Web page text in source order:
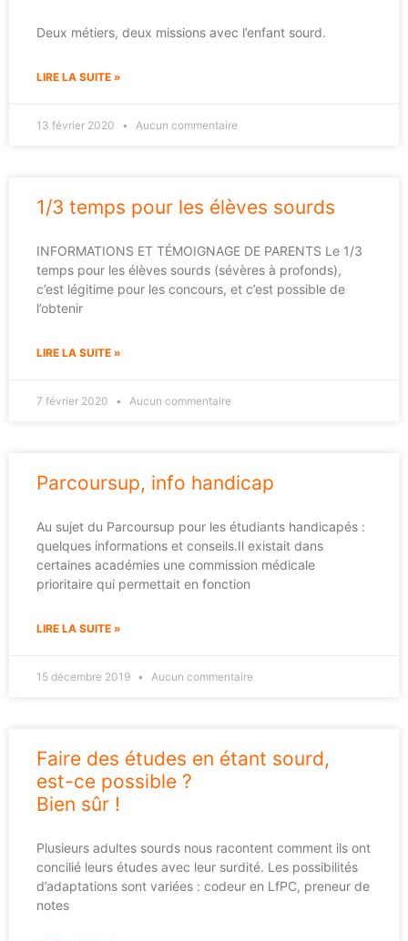
Deux métiers, deux missions avec l’enfant sourd.
LIRE LA SUITE »
13 février 2020 Aucun commentaire
1/3 temps pour les élèves sourds
INFORMATIONS ET TÉMOIGNAGE DE PARENTS Le 1/3
temps pour les élèves sourds (sévères à profonds),
c’est légitime pour les concours, et c’est possible de
l’obtenir
LIRE LA SUITE »
7 février 2020 Aucun commentaire
Parcoursup, info handicap
Au sujet du Parcoursup pour les étudiants handicapés :
quelques informations et conseils.Il existait dans
certaines académies une commission médicale
prioritaire qui permettait en fonction
LIRE LA SUITE »
15 décembre 2019 Aucun commentaire
Faire des études en étant sourd,
est-ce possible ?
Bien sûr !
Plusieurs adultes sourds nous racontent comment ils ont
concilié leurs études avec leur surdité. Les possibilités
d’adaptations sont variées : codeur en LfPC, preneur de
notes